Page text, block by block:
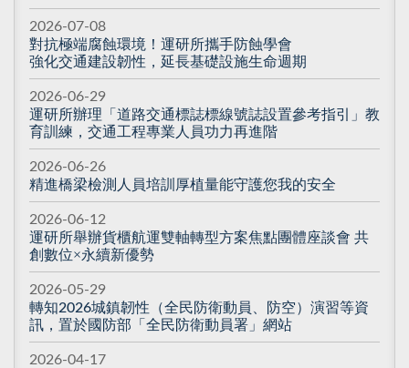
2026-07-08
對抗極端腐蝕環境！運研所攜手防蝕學會
強化交通建設韌性，延長基礎設施生命週期
2026-06-29
運研所辦理「道路交通標誌標線號誌設置參考指引」教
育訓練，交通工程專業人員功力再進階
2026-06-26
精進橋梁檢測人員培訓厚植量能守護您我的安全
2026-06-12
運研所舉辦貨櫃航運雙軸轉型方案焦點團體座談會 共
創數位×永續新優勢
2026-05-29
轉知2026城鎮韌性（全民防衛動員、防空）演習等資
訊，置於國防部「全民防衛動員署」網站
2026-04-17